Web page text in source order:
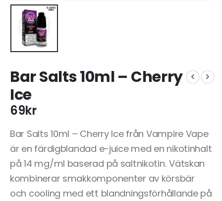
Bar Salts 10ml – Cherry
Ice
69kr
Bar Salts 10ml – Cherry Ice från Vampire Vape
är en färdigblandad e-juice med en nikotinhalt
på 14 mg/ml baserad på saltnikotin. Vätskan
kombinerar smakkomponenter av körsbär
och cooling med ett blandningsförhållande på